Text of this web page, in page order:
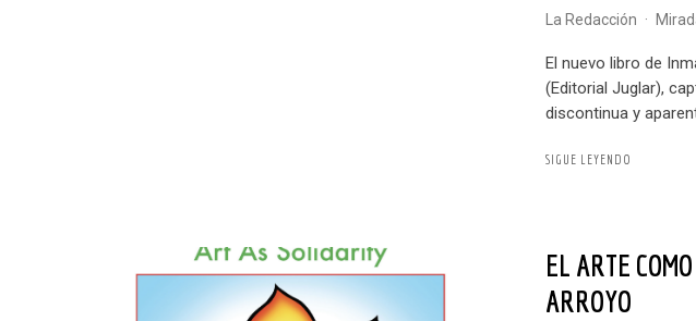
La Redacción ·
El nuevo libro de Inmaculada Lara Bonilla, decir bóveda
(Editorial Juglar),
discontinua y
SIGUE LEYENDO
EL ARTE COMO SOLIDARIDAD, DE ANDREA
ARROYO